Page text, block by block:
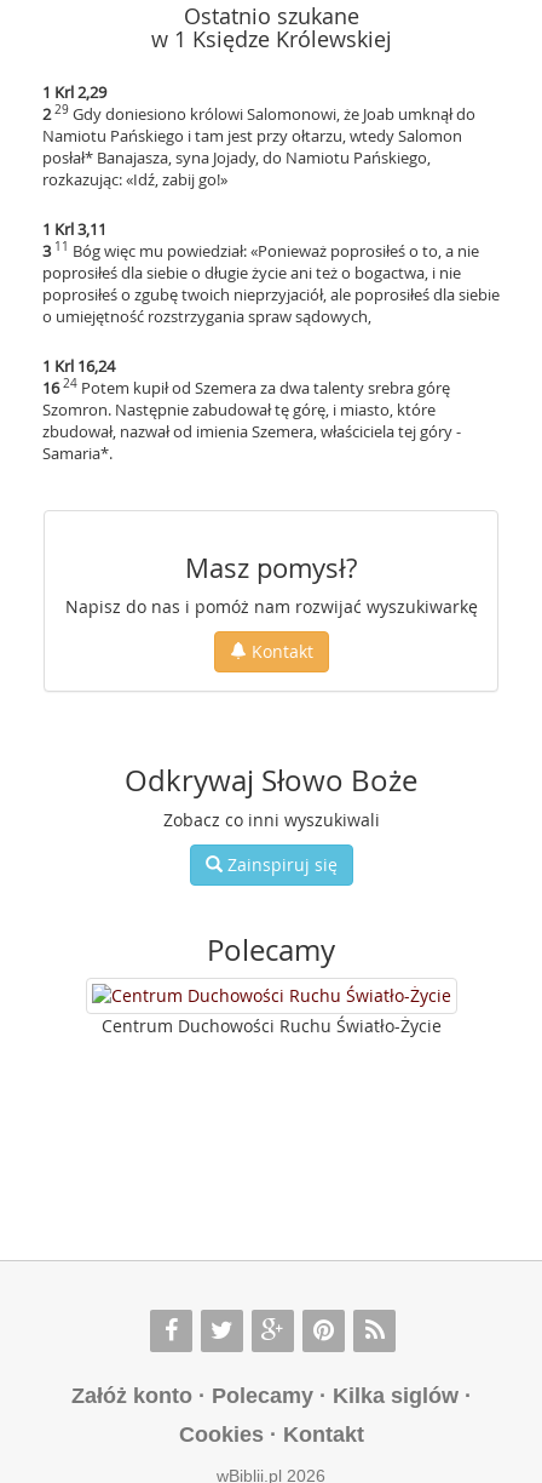
Ostatnio szukane
w 1 Księdze Królewskiej
1 Krl 2,29
2 29 Gdy doniesiono królowi Salomonowi, że Joab umknął do
Namiotu Pańskiego i tam jest przy ołtarzu, wtedy Salomon
posłał* Banajasza, syna Jojady, do Namiotu Pańskiego,
rozkazując: «Idź, zabij go!»
1 Krl 3,11
3 11 Bóg więc mu powiedział: «Ponieważ poprosiłeś o to, a nie
poprosiłeś dla siebie o długie życie ani też o bogactwa, i nie
poprosiłeś o zgubę twoich nieprzyjaciół, ale poprosiłeś dla siebie
o umiejętność rozstrzygania spraw sądowych,
1 Krl 16,24
16 24 Potem kupił od Szemera za dwa talenty srebra górę
Szomron. Następnie zabudował tę górę, i miasto, które
zbudował, nazwał od imienia Szemera, właściciela tej góry -
Samaria*.
Masz pomysł?
Napisz do nas i pomóż nam rozwijać wyszukiwarkę
Kontakt
Odkrywaj Słowo Boże
Zobacz co inni wyszukiwali
Zainspiruj się
Polecamy
Centrum Duchowości Ruchu Światło-Życie
Załóż konto· Polecamy· Kilka siglów·
Cookies· Kontakt
wBiblii.pl 2026